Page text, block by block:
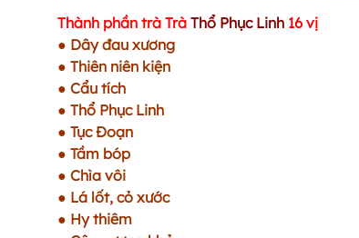
Thành phần trà Trà Thổ Phục Linh 16 vị
● Dây đau xương
● Thiên niên kiện
● Cẩu tích
● Thổ Phục Linh
● Tục Đoạn
● Tầm bóp
● Chìa vôi
● Lá lốt, cỏ xước
● Hy thiêm